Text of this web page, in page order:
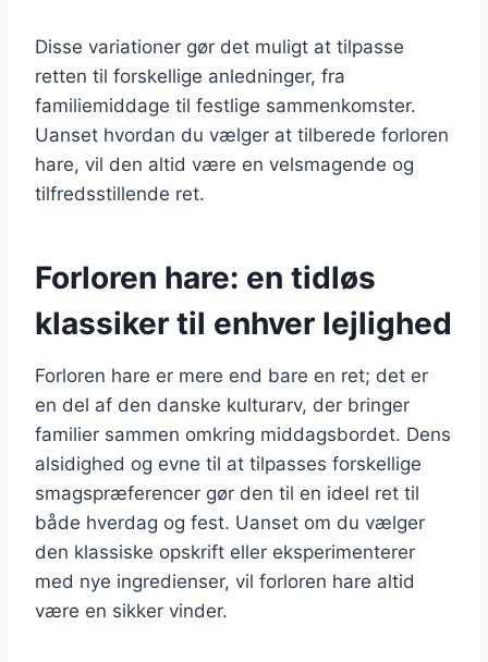
Disse variationer gør det muligt at tilpasse
retten til forskellige anledninger, fra
familiemiddage til festlige sammenkomster.
Uanset hvordan du vælger at tilberede forloren
hare, vil den altid være en velsmagende og
tilfredsstillende ret.
Forloren hare: en tidløs
klassiker til enhver lejlighed
Forloren hare er mere end bare en ret; det er
en del af den danske kulturarv, der bringer
familier sammen omkring middagsbordet. Dens
alsidighed og evne til at tilpasses forskellige
smagspræferencer gør den til en ideel ret til
både hverdag og fest. Uanset om du vælger
den klassiske opskrift eller eksperimenterer
med nye ingredienser, vil forloren hare altid
være en sikker vinder.